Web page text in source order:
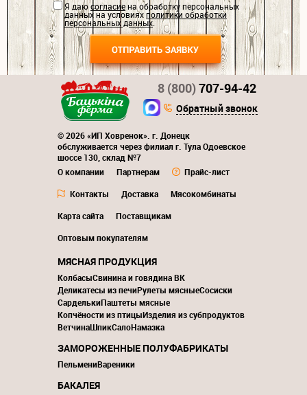
Я даюсогласиена обработку персональных
данных на условияхполитики обработки
персональных данных.
© 2026 «ИП Ховренок». г. Донецк
обслуживается через филиал г. Тула Одоевское
шоссе 130, склад №7
О компании
Партнерам
Прайс-лист
Контакты
Доставка
Мясокомбинаты
Карта сайта
Поставщикам
Оптовым покупателям
8 (800)707-94-42
Обратный звонок
МЯСНАЯ ПРОДУКЦИЯ
КолбасыСвинина и говядина ВК
Деликатесы из печиРулеты мясныеСосиски
СарделькиПаштеты мясные
Копчёности из птицыИзделия из субпродуктов
ВетчинаШпикСалоНамазка
ЗАМОРОЖЕННЫЕ ПОЛУФАБРИКАТЫ
ПельмениВареники
БАКАЛЕЯ